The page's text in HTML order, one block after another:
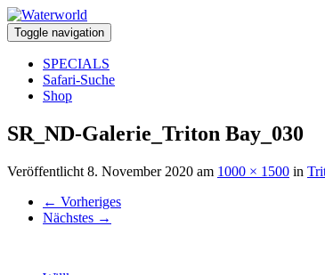
Toggle navigation
SPECIALS
Safari-Suche
Shop
SR_ND-Galerie_Triton Bay_030
Veröffentlicht 8. November 2020 am 1000 × 1500 in
← Vorheriges
Nächstes →